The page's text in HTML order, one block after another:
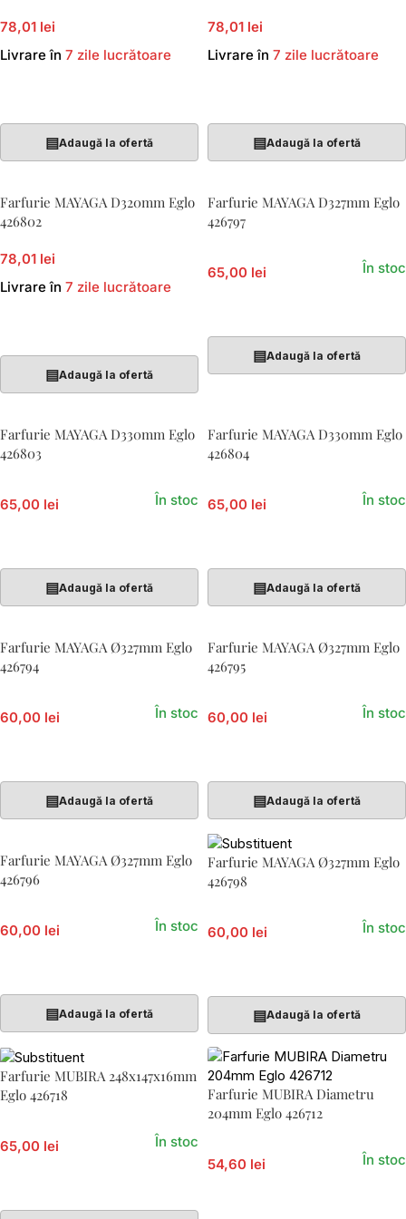
78,01 lei
Livrare în 7 zile lucrătoare
▤Adaugă la ofertă
78,01 lei
Livrare în 7 zile lucrătoare
▤Adaugă la ofertă
Farfurie MAYAGA D320mm Eglo
426802
78,01 lei
Livrare în 7 zile lucrătoare
▤Adaugă la ofertă
Farfurie MAYAGA D327mm Eglo
426797
65,00 lei În stoc
▤Adaugă la ofertă
Farfurie MAYAGA D330mm Eglo
426803
65,00 lei În stoc
▤Adaugă la ofertă
Farfurie MAYAGA D330mm Eglo
426804
65,00 lei În stoc
▤Adaugă la ofertă
Farfurie MAYAGA Ø327mm Eglo
426794
60,00 lei În stoc
▤Adaugă la ofertă
Farfurie MAYAGA Ø327mm Eglo
426795
60,00 lei În stoc
▤Adaugă la ofertă
Farfurie MAYAGA Ø327mm Eglo
426796
60,00 lei În stoc
▤Adaugă la ofertă
Farfurie MAYAGA Ø327mm Eglo
426798
60,00 lei În stoc
▤Adaugă la ofertă
Farfurie MUBIRA 248x147x16mm
Eglo 426718
65,00 lei În stoc
Farfurie MUBIRA Diametru
204mm Eglo 426712
54,60 lei În stoc